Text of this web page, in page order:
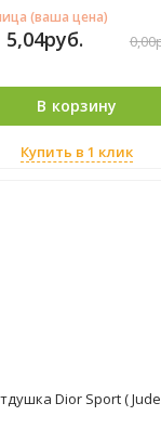
(ваша цена)
5,04руб. 0,00
В корзину
Купить в 1 клик
Dior Sport (